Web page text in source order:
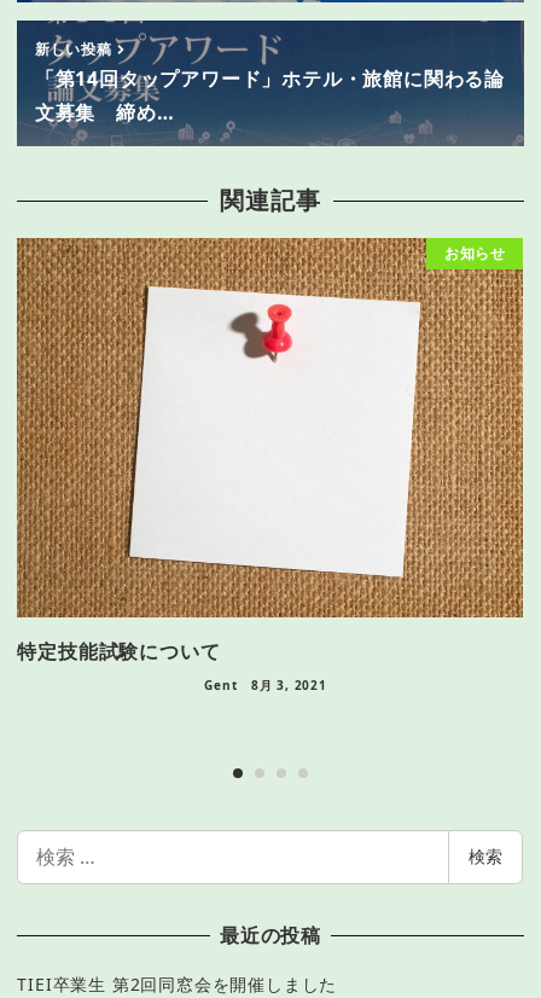
新しい投稿
「第14回タップアワード」ホテル・旅館に関わる論
文募集 締め…
関連記事
お知らせ
特定技能試験について
Gent 8月 3, 2021
検索
最近の投稿
TIEI卒業生 第2回同窓会を開催しました